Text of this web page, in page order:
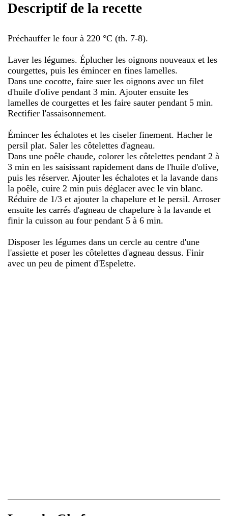
Descriptif de la recette
Préchauffer le four à 220 °C (th. 7-8).
Laver les légumes. Éplucher les oignons nouveaux et les
courgettes, puis les émincer en fines lamelles.
Dans une cocotte, faire suer les oignons avec un filet
d'huile d'olive pendant 3 min. Ajouter ensuite les
lamelles de courgettes et les faire sauter pendant 5 min.
Rectifier l'assaisonnement.
Émincer les échalotes et les ciseler finement. Hacher le
persil plat. Saler les côtelettes d'agneau.
Dans une poêle chaude, colorer les côtelettes pendant 2 à
3 min en les saisissant rapidement dans de l'huile d'olive,
puis les réserver. Ajouter les échalotes et la lavande dans
la poêle, cuire 2 min puis déglacer avec le vin blanc.
Réduire de 1/3 et ajouter la chapelure et le persil. Arroser
ensuite les carrés d'agneau de chapelure à la lavande et
finir la cuisson au four pendant 5 à 6 min.
Disposer les légumes dans un cercle au centre d'une
l'assiette et poser les côtelettes d'agneau dessus. Finir
avec un peu de piment d'Espelette.